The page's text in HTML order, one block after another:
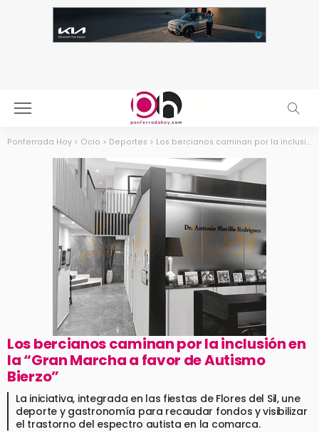
Ponferrada Hoy > Ocio > Deportes > Los bercianos caminan por la inclusión en la “Gran Marcha a favor de Autismo Bierzo”
Los bercianos caminan por la inclusión en
la “Gran Marcha a favor de Autismo
Bierzo”
La iniciativa, integrada en las fiestas de Flores del Sil, une
deporte y gastronomía para recaudar fondos y visibilizar
el trastorno del espectro autista en la comarca.